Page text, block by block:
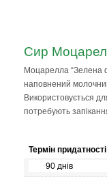
Сир
Моцарелла “Зелена
наповнений
Використовується
потребують
Термін придатності
90 днів